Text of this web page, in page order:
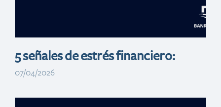
5 señales de estrés financiero:
07/04/2026